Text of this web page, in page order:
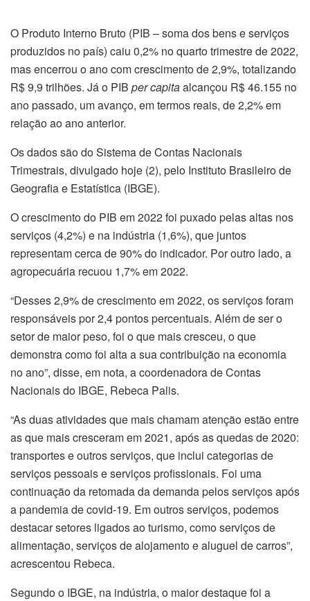
O Produto Interno Bruto (PIB – soma dos bens e serviços
produzidos no país) caiu 0,2% no quarto trimestre de 2022,
mas encerrou o ano com crescimento de 2,9%, totalizando
R$ 9,9 trilhões. Já o PIB per capitaalcançou R$ 46.155 no
ano passado, um avanço, em termos reais, de 2,2% em
relação ao ano anterior.
Os dados são do Sistema de Contas Nacionais
Trimestrais, divulgado hoje (2), pelo Instituto Brasileiro de
Geografia e Estatística (IBGE).
O crescimento do PIB em 2022 foi puxado pelas altas nos
serviços (4,2%) e na indústria (1,6%), que juntos
representam cerca de 90% do indicador. Por outro lado, a
agropecuária recuou 1,7% em 2022.
“Desses 2,9% de crescimento em 2022, os serviços foram
responsáveis por 2,4 pontos percentuais. Além de ser o
setor de maior peso, foi o que mais cresceu, o que
demonstra como foi alta a sua contribuição na economia
no ano”, disse, em nota, a coordenadora de Contas
Nacionais do IBGE, Rebeca Palis.
“As duas atividades que mais chamam atenção estão entre
as que mais cresceram em 2021, após as quedas de 2020:
transportes e outros serviços, que inclui categorias de
serviços pessoais e serviços profissionais. Foi uma
continuação da retomada da demanda pelos serviços após
a pandemia de covid-19. Em outros serviços, podemos
destacar setores ligados ao turismo, como serviços de
alimentação, serviços de alojamento e aluguel de carros”,
acrescentou Rebeca.
Segundo o IBGE, na indústria, o maior destaque foi a